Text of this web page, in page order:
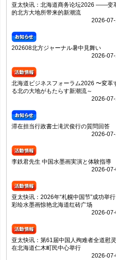
亚太快讯：北海道商务论坛2026 ——变
的北方大地所带来的新潮流
2026-
202608北方ジャーナル暑中見舞い
2026-
北海道ビジネスフォーラム2026 〜変革
る北の大地がもたらす新潮流～
2026-
滞在担当行政書士滝沢俊行の質問回答
2026-
李鉄君先生 中国水墨画実演と体験指導
2026-
亚太快讯：2026年“札幌中国节”成功举行
彩绘水墨画惊艳北海道红砖广场
2026-
亚太快讯：第61届中国人殉难者全道慰
在北海道仁木町民中心举行
2026-